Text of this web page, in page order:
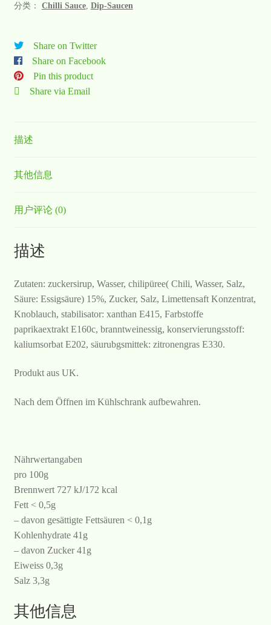
分类： Chilli Sauce, Dip-Saucen
Share on Twitter
Share on Facebook
Pin this product
Share via Email
描述
其他信息
用户评论 (0)
描述
Zutaten: zuckersirup, Wasser, chilipüree( Chili, Wasser, Salz,
Säure: Essigsäure) 15%, Zucker, Salz, Limettensaft Konzentrat,
Knoblauch, stabilisator: xanthan E415, Farbstoffe
paprikaextrakt E160c, branntweinessig, konservierungsstoff:
kaliumsorbat E202, säurubgsmittek: zitronengras E330.
Produkt aus UK.
Nach dem Öffnen im Kühlschrank aufbewahren.
Nährwertangaben
pro 100g
Brennwert 727 kJ/172 kcal
Fett < 0,5g
– davon gesättigte Fettsäuren < 0,1g
Kohlenhydrate 41g
– davon Zucker 41g
Eiweiss 0,3g
Salz 3,3g
其他信息